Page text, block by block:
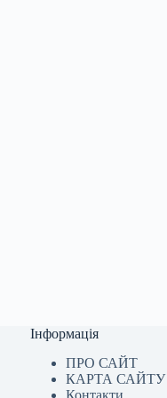
Інформація
ПРО САЙТ
КАРТА САЙТУ
Контакти